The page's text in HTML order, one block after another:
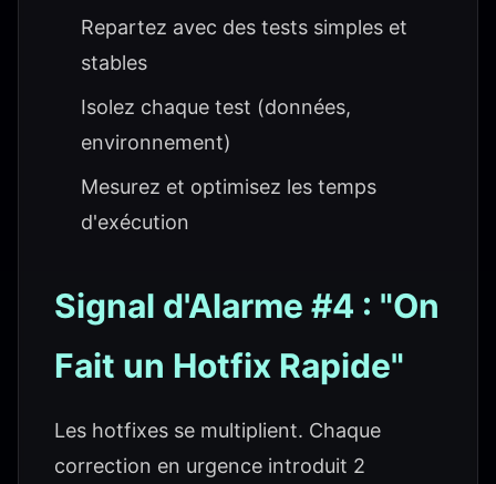
Repartez avec des tests simples et
stables
Isolez chaque test (données,
environnement)
Mesurez et optimisez les temps
d'exécution
Signal d'Alarme #4 : "On
Fait un Hotfix Rapide"
Les hotfixes se multiplient. Chaque
correction en urgence introduit 2